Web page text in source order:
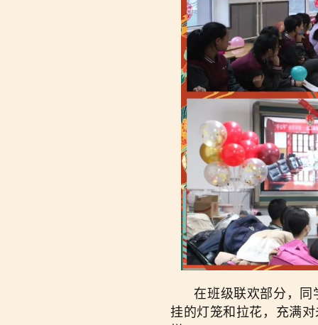
在班级联欢部分，同
挂的灯笼和拉花，充满